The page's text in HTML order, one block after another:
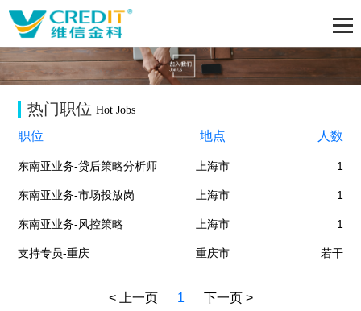
热门职位 Hot Jobs
职位 地点 人数
东南亚业务-贷后策略分析师 上海市 1
东南亚业务-市场投放岗 上海市 1
东南亚业务-风控策略 上海市 1
支持专员-重庆 重庆市 若干
< 上一页 1 下一页 >